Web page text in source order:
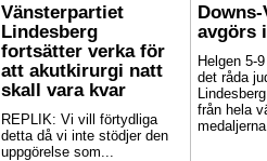
Vänsterpartiet
Lindesberg
fortsätter verka för
att akutkirurgi natt
skall vara kvar
REPLIK: Vi vill förtydliga
detta då vi inte stödjer den
uppgörelse som...
avgörs
Helgen 5-
det råda
från hela